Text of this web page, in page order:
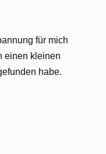
für mich
einen kleinen
habe.